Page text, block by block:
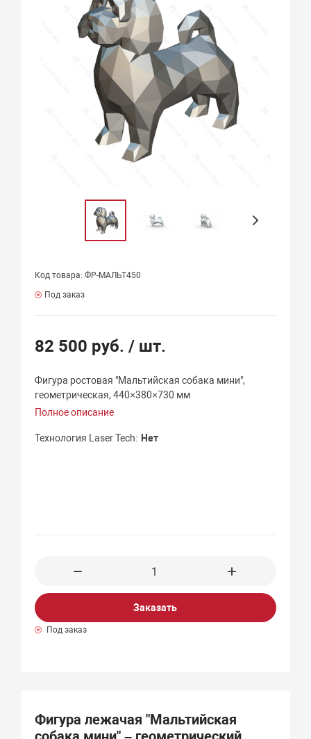
Код товара: ФР-МАЛЬТ450
Под заказ
82 500 руб./ шт.
Фигура ростовая "Мальтийская собака мини",
геометрическая, 440×380×730 мм
Полное описание
Технология Laser Tech Нет
Заказать
Под заказ
Фигура лежачая "Мальтийская